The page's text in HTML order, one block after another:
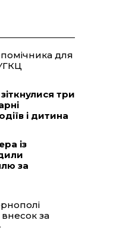
для
три
і дитина
із
за
за